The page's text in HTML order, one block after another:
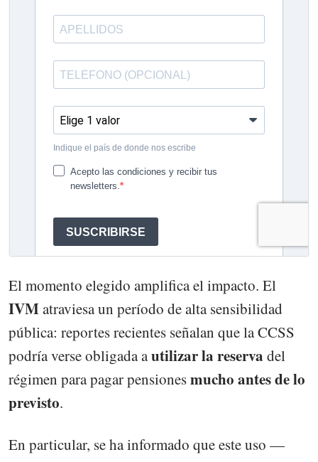
El momento elegido amplifica el impacto. El
IVMatraviesa un período de alta sensibilidad
pública: reportes recientes señalan que la CCSS
podría verse obligada autilizar la reserva del
régimen para pagar pensionesmucho antes de lo
previsto.
En particular, se ha informado que este uso —